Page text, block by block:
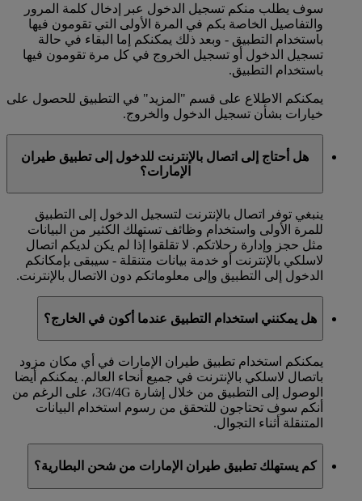
سوف يطلب منكم تسجيل الدخول عبر إدخال كلمة المرور
والتفاصيل الخاصة بكم في المرة الأولى التي تقومون فيها
باستخدام التطبيق - وبعد ذلك يمكنكم إما البقاء في حالة
تسجيل الدخول أو تسجيل الخروج في كل مرة تقومون فيها
باستخدام التطبيق.
يمكنكم الاطلاع على قسم "المزيد" في التطبيق للحصول على
خيارات بشأن تسجيل الدخول والخروج.
هل أحتاج إلى اتصال بالإنترنت للدخول إلى تطبيق طيران
الإمارات؟
ينبغي توفر اتصال بالإنترنت لتسجيل الدخول إلى التطبيق
للمرة الأولى واستخدام وظائف تستهلك الكثير من البيانات
مثل حجز وإدارة رحلاتكم. لا تقلقوا إذا لم يكن لديكم اتصال
لاسلكي بالإنترنت أو خدمة بيانات متنقلة - سيبقى بإمكانكم
الدخول إلى التطبيق وإلى معلوماتكم دون الاتصال بالإنترنت.
هل يمكنني استخدام التطبيق عندما أكون في الخارج؟
يمكنكم استخدام تطبيق طيران الإمارات في أي مكان مزود
باتصال لاسلكي بالإنترنت في جميع أنحاء العالم. يمكنكم أيضا
الوصول إلى التطبيق من خلال إشارة 3G/4G، على الرغم من
أنكم سوف تحتاجون للتحقق من رسوم استخدام البيانات
المتنقلة أثناء التجوال.
كم يستهلك تطبيق طيران الإمارات من شحن البطارية؟